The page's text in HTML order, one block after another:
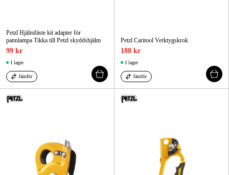
Petzl Hjälmfäste kit adapter för
pannlampa Tikka till Petzl skyddshjälm
99 kr
I lager
Jämför
Petzl Caritool Verktygskrok
188 kr
I lager
Jämför